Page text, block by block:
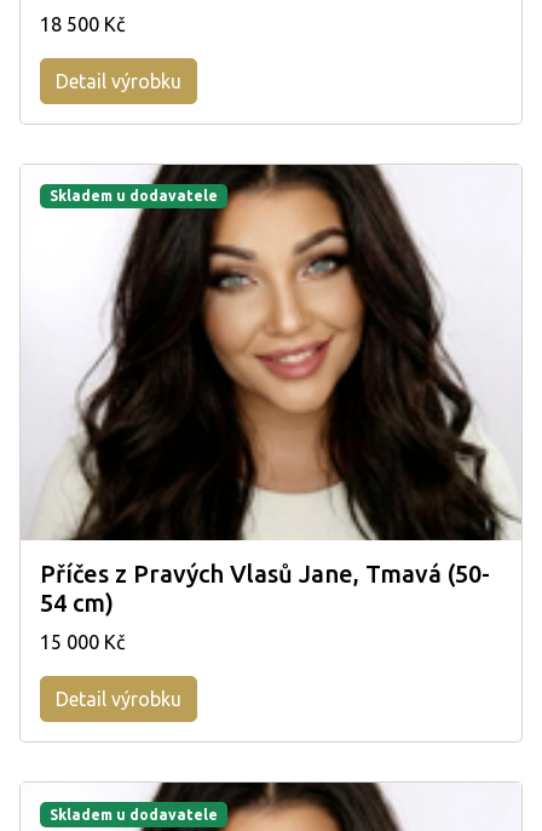
18 500 Kč
Detail výrobku
Skladem u dodavatele
Příčes z Pravých Vlasů Jane, Tmavá (50-
54 cm)
15 000 Kč
Detail výrobku
Skladem u dodavatele